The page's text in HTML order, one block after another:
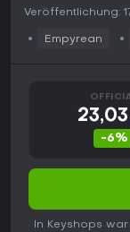
Veröffentlichung:
Empyrean
-6%
In Keyshops